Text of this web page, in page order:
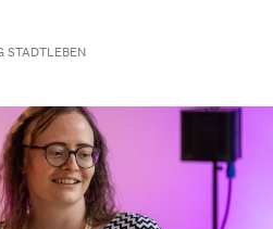
STADTLEBEN